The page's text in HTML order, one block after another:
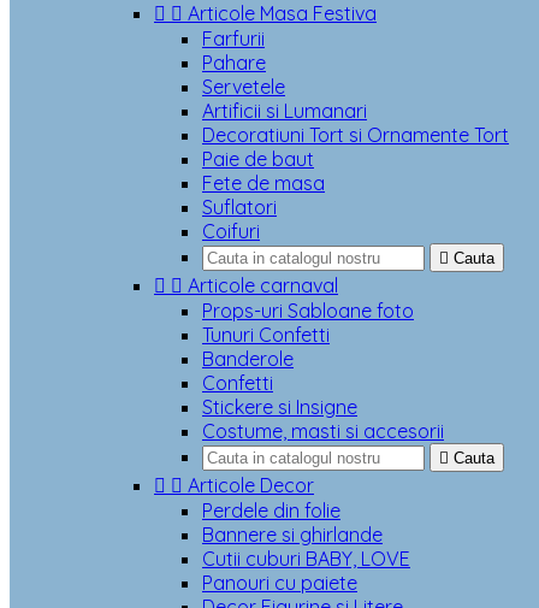
  Articole Masa Festiva
Farfurii
Pahare
Servetele
Artificii si Lumanari
Decoratiuni Tort si Ornamente Tort
Paie de baut
Fete de masa
Suflatori
Coifuri
 Cauta
  Articole carnaval
Props-uri Sabloane foto
Tunuri Confetti
Banderole
Confetti
Stickere si Insigne
Costume, masti si accesorii
 Cauta
  Articole Decor
Perdele din folie
Bannere si ghirlande
Cutii cuburi BABY, LOVE
Panouri cu paiete